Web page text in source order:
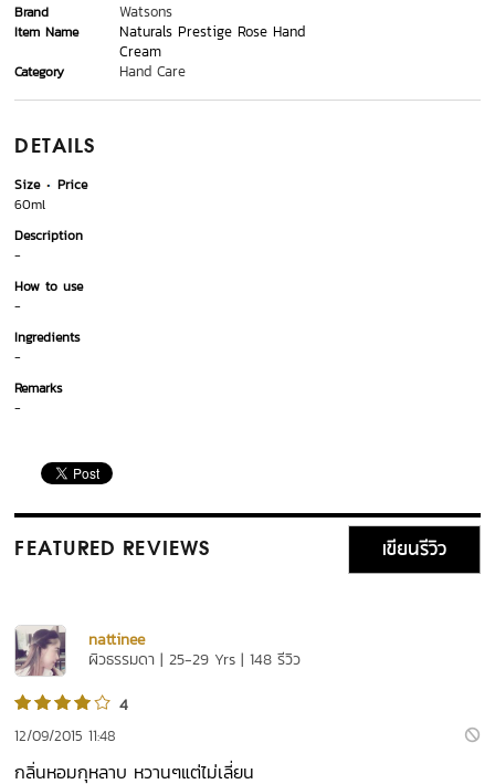
Brand Watsons
Item Name
Naturals Prestige Rose Hand
Cream
Category Hand Care
DETAILS
Size
Price
60ml
Description
-
How to use
-
Ingredients
-
Remarks
-
FEATURED REVIEWS เขียนรีวิว
nattinee
ผิวธรรมดา | 25-29 Yrs | 148 รีวิว
4
12/09/2015 11:48
กลิ่นหอมกุหลาบ หวานๆแต่ไม่เลี่ยน